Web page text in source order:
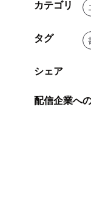
カテゴリ
タグ
シェア
配信企業へ